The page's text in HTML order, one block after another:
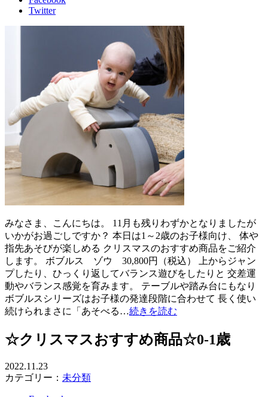
Twitter
みなさま、こんにちは。 11月も残りわずかとなりましたが
いかがお過ごしですか？ 本日は1～2歳のお子様向け、 体や
指先あそびが楽しめる クリスマスのおすすめ商品をご紹介
します。 ボブルス ゾウ 30,800円（税込） 上からジャン
プしたり、ひっくり返してバランス遊びをしたりと 交差運
動やバランス感覚を育みます。 テーブルや踏み台にもなり
ボブルスシリーズはお子様の発達段階に合わせて 長く使い
続けられまさに「あそべる…続きを読む
☆クリスマスおすすめ商品☆0-1歳
2022.11.23
カテゴリー： 未分類